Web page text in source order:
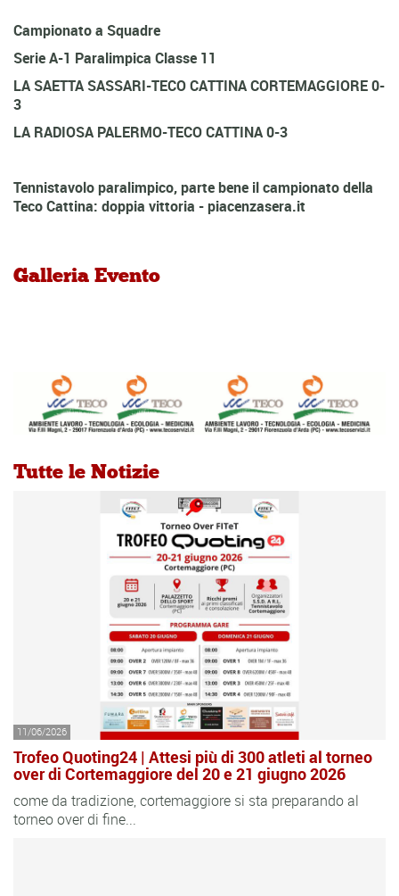
Campionato a Squadre
Serie A-1 Paralimpica Classe 11
LA SAETTA SASSARI-TECO CATTINA CORTEMAGGIORE 0-
3
LA RADIOSA PALERMO-TECO CATTINA 0-3
Tennistavolo paralimpico, parte bene il campionato della
Teco Cattina: doppia vittoria - piacenzasera.it
Galleria Evento
Tutte le Notizie
11/06/2026
Trofeo Quoting24 | Attesi più di 300 atleti al torneo
over di Cortemaggiore del 20 e 21 giugno 2026
come da tradizione, cortemaggiore si sta preparando al
torneo over di fine...